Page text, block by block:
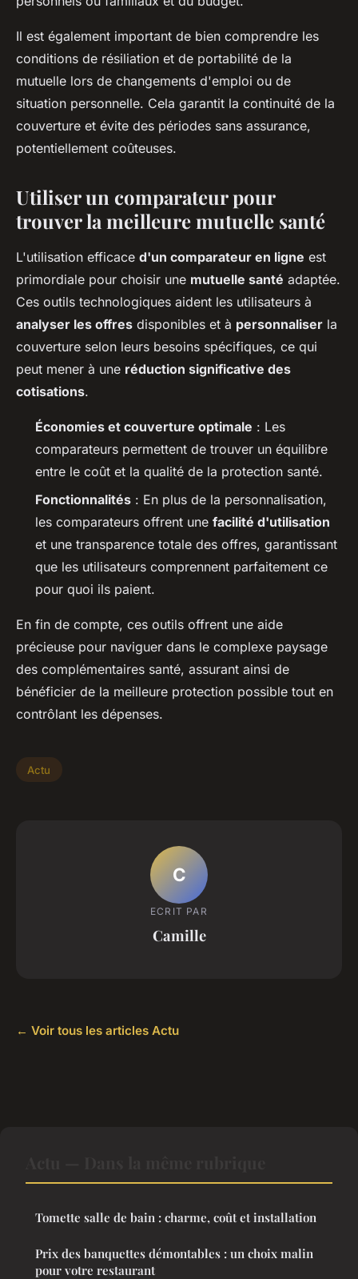
Il est également important de bien comprendre les
conditions de résiliation et de portabilité de la
mutuelle lors de changements d'emploi ou de
situation personnelle. Cela garantit la continuité de la
couverture et évite des périodes sans assurance,
potentiellement coûteuses.
Utiliser un comparateur pour
trouver la meilleure mutuelle santé
L'utilisation efficace d'un comparateur en ligne est
primordiale pour choisir une mutuelle santé adaptée.
Ces outils technologiques aident les utilisateurs à
analyser les offres disponibles et à personnaliser la
couverture selon leurs besoins spécifiques, ce qui
peut mener à une réduction significative des
cotisations.
Économies et couverture optimale : Les
comparateurs permettent de trouver un équilibre
entre le coût et la qualité de la protection santé.
Fonctionnalités : En plus de la personnalisation,
les comparateurs offrent une facilité d'utilisation
et une transparence totale des offres, garantissant
que les utilisateurs comprennent parfaitement ce
pour quoi ils paient.
En fin de compte, ces outils offrent une aide
précieuse pour naviguer dans le complexe paysage
des complémentaires santé, assurant ainsi de
bénéficier de la meilleure protection possible tout en
contrôlant les dépenses.
Actu
C
ECRIT PAR
Camille
← Voir tous les articles Actu
Tomette salle de bain : charme, coût et installation
Prix des banquettes démontables : un choix malin
pour votre restaurant